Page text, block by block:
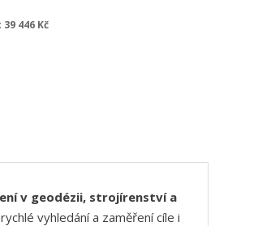
39 446 Kč
v geodézii, strojírenství a
vyhledání a zaměření cíle i